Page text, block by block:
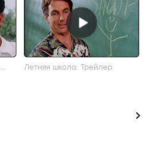
Летняя школа: Трейлер
icon